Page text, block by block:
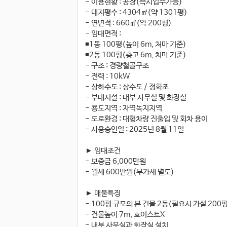
- 이용현황 : 공장(즉시입주가능)
- 대지평수 : 4304㎡(약 1301평)
- 연면적 : 660㎡(약 200평)
- 임대면적 :
◾1동 100평(높이 6m, 처마 기준)
◾2동 100평(층고 6m, 처마 기준)
- 구조 : 경량철골구조
- 전력 : 10kW
- 상하수도 : 상수도 / 정화조
- 부대시설 : 내부 사무실 및 화장실
- 용도지역 : 자역녹지지역
- 도로환경 : 대형차량 진출입 및 회차 용이
- 사용승인일 : 2025년 8월 11일
► 임대조건
- 보증금 6,000만원
- 월세 600만원(부가세 별도)
► 매물특징
- 100평 규모의 본 건물 2동(필요시 가설 200
- 건물높이 7m, 호이스트X